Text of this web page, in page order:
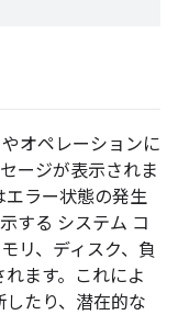
オペレーションに
ージが表示されま
エラー状態の発生
する システム コ
リ、ディスク、負
ます。これによ
たり、潜在的な